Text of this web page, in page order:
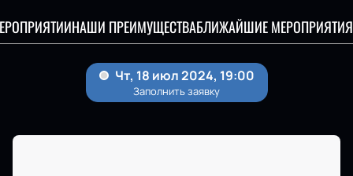
НАШИ ПРЕИМУЩЕСТВАБЛИЖАЙШИЕ МЕРОПРИЯТИЯ